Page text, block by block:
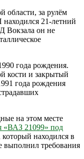
за рулём
21-летний
Вокзала он не
года рождения.
кости и закрытый
года рождения
на этом месте
«ВАЗ 21099» под
который находился в
выполнил требования